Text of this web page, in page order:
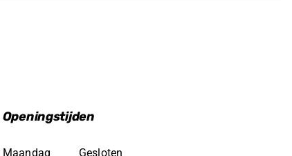
Openingstijden
Maandag Gesloten